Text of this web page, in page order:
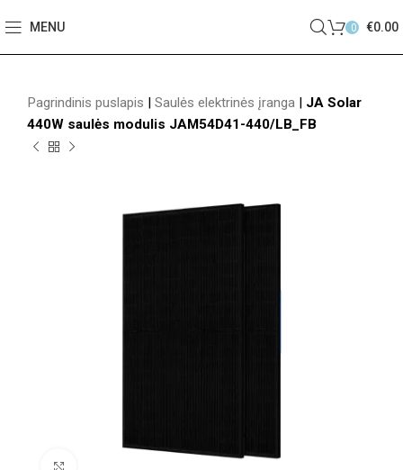
MENU 0 €0.00
Pagrindinis puslapis | Saulės elektrinės įranga | JA Solar
440W saulės modulis JAM54D41-440/LB_FB